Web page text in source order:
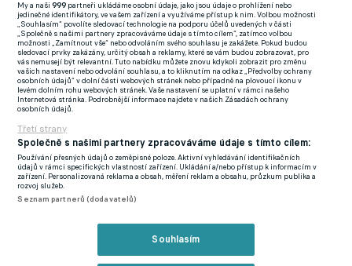
FlashFutbal (SK)
Tenisportal.cz
Tenisové zprávy
na Livesportu
Podmínky užití
Zásady ochrany osobních údajů
GDPR a žurnalistika
My a naši999 partneři ukládáme osobní údaje, jako jsou údaje o prohlížení nebo
jedinečné identifikátory, ve vašem zařízení a využíváme přístup k nim. Volbou možnosti
„Souhlasím“ povolíte sledovací technologie na podporu účelů uvedených v části
„Společně s našimi partnery zpracováváme údaje s tímto cílem“, zatímco volbou
možnosti „Zamítnout vše“ nebo odvoláním svého souhlasu je zakážete. Pokud budou
sledovací prvky zakázány, určitý obsah a reklamy, které se vám budou zobrazovat, pro
vás nemusejí být relevantní. Tuto nabídku můžete znovu kdykoli zobrazit pro změnu
vašich nastavení nebo odvolání souhlasu, a to kliknutím na odkaz „Předvolby ochrany
osobních údajů“ v dolní části webových stránek nebo případně na plovoucí ikonu v
levém dolním rohu webových stránek. Vaše nastavení se uplatní v rámci našeho
Internetová stránka. Podrobnější informace najdete v našich Zásadách ochrany
osobních údajů.
Třetí strany
Společně s našimi partnery zpracováváme údaje s tímto cílem:
Používání přesných údajů o zeměpisné poloze. Aktivní vyhledávání identifikačních
údajů v rámci specifických vlastností zařízení. Ukládání a/nebo přístup k informacím v
zařízení. Personalizovaná reklama a obsah, měření reklam a obsahu, průzkum publika a
rozvoj služeb.
Seznam partnerů (dodavatelů)
Souhlasím